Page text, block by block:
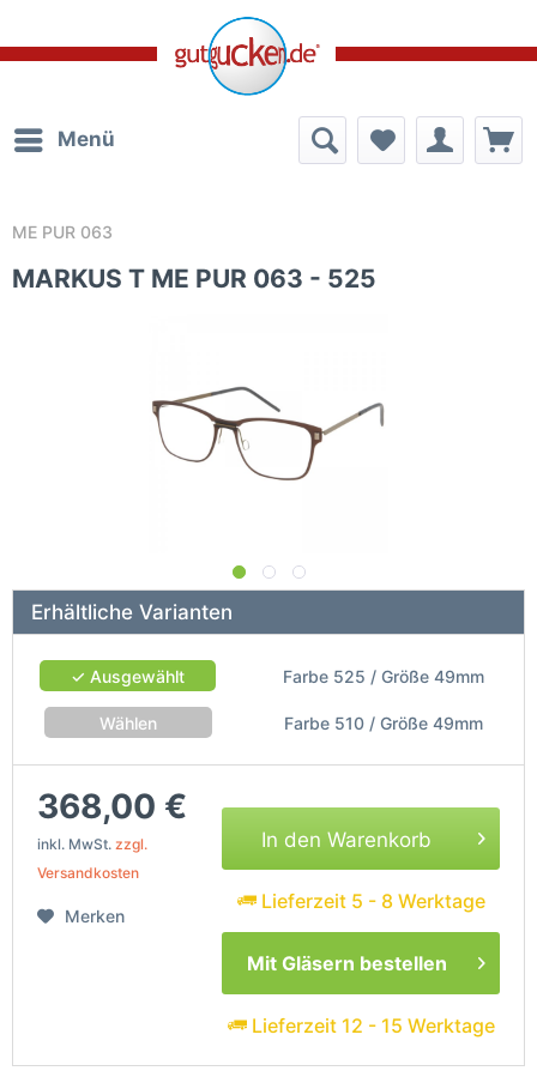
Menü
ME PUR 063
MARKUS T ME PUR 063 - 525
Erhältliche Varianten
✓ Ausgewählt Farbe 525 / Größe 49mm
Wählen Farbe 510 / Größe 49mm
368,00 €
inkl. MwSt. zzgl.
Versandkosten
Merken
In den Warenkorb
Lieferzeit 5 - 8 Werktage
Mit Gläsern bestellen
Lieferzeit 12 - 15 Werktage